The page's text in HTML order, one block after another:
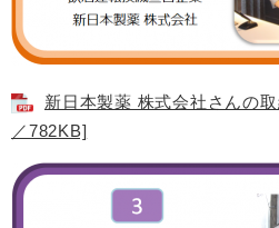
新日本製薬 株式会社さんの
／782KB]